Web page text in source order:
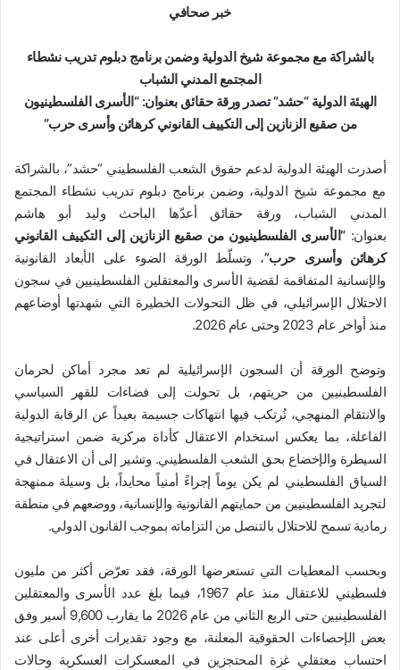
خبر صحافي
بالشراكة مع مجموعة شيخ الدولية وضمن برنامج دبلوم تدريب نشطاء
المجتمع المدني الشباب
الهيئة الدولية “حشد” تصدر ورقة حقائق بعنوان: “الأسرى الفلسطينيون
من صقيع الزنازين إلى التكييف القانوني كرهائن وأسرى حرب”
أصدرت الهيئة الدولية لدعم حقوق الشعب الفلسطيني “حشد”، بالشراكة
مع مجموعة شيخ الدولية، وضمن برنامج دبلوم تدريب نشطاء المجتمع
المدني الشباب، ورقة حقائق أعدّها الباحث وليد أبو هاشم
بعنوان:“الأسرى الفلسطينيون من صقيع الزنازين إلى التكييف القانوني
كرهائن وأسرى حرب”، وتسلّط الورقة الضوء على الأبعاد القانونية
والإنسانية المتفاقمة لقضية الأسرى والمعتقلين الفلسطينيين في سجون
الاحتلال الإسرائيلي، في ظل التحولات الخطيرة التي شهدتها أوضاعهم
منذ أواخر عام 2023 وحتى عام 2026.
وتوضح الورقة أن السجون الإسرائيلية لم تعد مجرد أماكن لحرمان
الفلسطينيين من حريتهم، بل تحولت إلى فضاءات للقهر السياسي
والانتقام المنهجي، تُرتكب فيها انتهاكات جسيمة بعيداً عن الرقابة الدولية
الفاعلة، بما يعكس استخدام الاعتقال كأداة مركزية ضمن استراتيجية
السيطرة والإخضاع بحق الشعب الفلسطيني. وتشير إلى أن الاعتقال في
السياق الفلسطيني لم يكن يوماً إجراءً أمنياً محايداً، بل وسيلة ممنهجة
لتجريد الفلسطينيين من حمايتهم القانونية والإنسانية، ووضعهم في منطقة
رمادية تسمح للاحتلال بالتنصل من التزاماته بموجب القانون الدولي.
وبحسب المعطيات التي تستعرضها الورقة، فقد تعرّض أكثر من مليون
فلسطيني للاعتقال منذ عام 1967، فيما بلغ عدد الأسرى والمعتقلين
الفلسطينيين حتى الربع الثاني من عام 2026 ما يقارب 9,600 أسير وفق
بعض الإحصاءات الحقوقية المعلنة، مع وجود تقديرات أخرى أعلى عند
احتساب معتقلي غزة المحتجزين في المعسكرات العسكرية وحالات